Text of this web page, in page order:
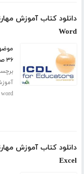
Word
۳۶ صفحه
word
Excel